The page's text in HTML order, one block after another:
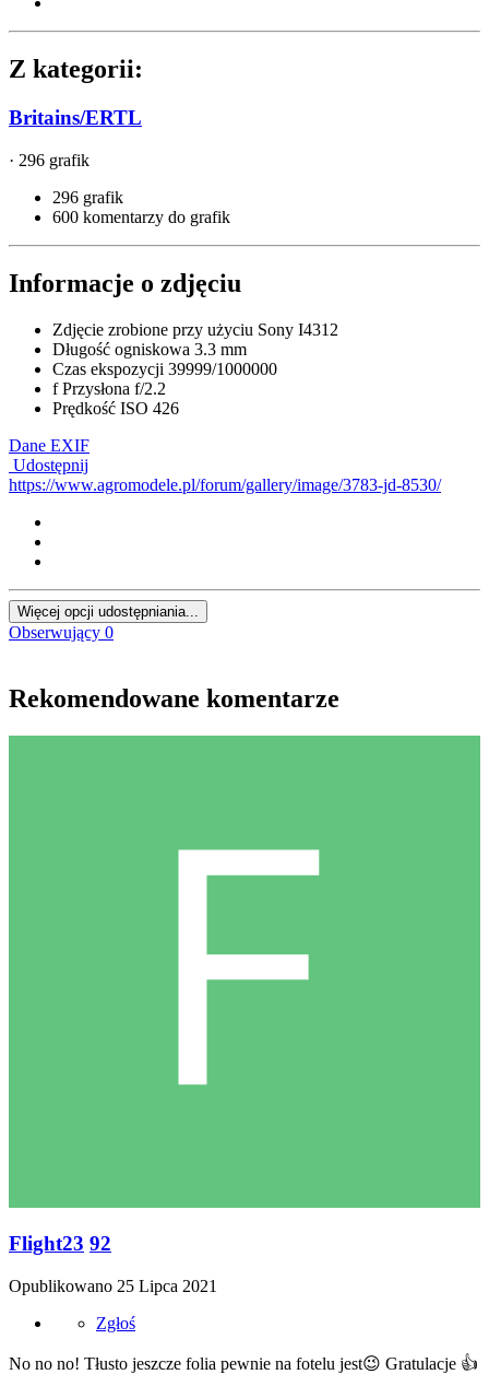
Z kategorii:
Britains/ERTL
· 296 grafik
296 grafik
600 komentarzy do grafik
Informacje o zdjęciu
Zdjęcie zrobione przy użyciu Sony I4312
Długość ogniskowa 3.3 mm
Czas ekspozycji 39999/1000000
f Przysłona f/2.2
Prędkość ISO 426
Dane EXIF
Udostępnij
https://www.agromodele.pl/forum/gallery/image/3783-jd-8530/
Więcej opcji udostępniania...
Obserwujący 0
Rekomendowane komentarze
Flight23 92
Opublikowano 25 Lipca 2021
Zgłoś
No no no! Tłusto jeszcze folia pewnie na fotelu jest😉 Gratulacje 👍